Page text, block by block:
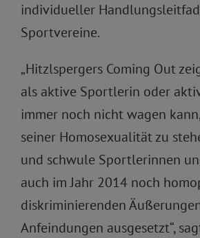
individueller
Sportvereine.
„Hitzlspergers Coming Out
als aktive Sportlerin oder
immer noch nicht wagen
seiner Homosexualität zu
und schwule Sportlerinnen
auch im Jahr 2014 noch
diskriminierenden
Anfeindungen ausgesetzt“,